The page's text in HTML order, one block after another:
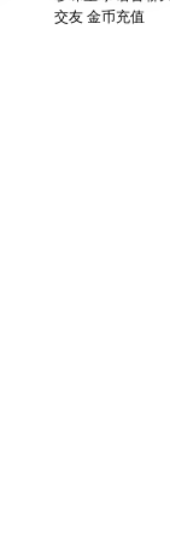
交友 金币充值